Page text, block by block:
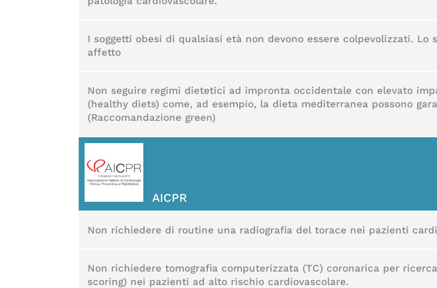
I soggetti obesi di qualsiasi età non devono essere colpevolizzati. Lo
affetto
Non seguire regimi dietetici ad impronta occidentale con elevato
(healthy diets) come, ad esempio, la dieta mediterranea possono
(Raccomandazione green)
AICPR
Non richiedere di routine una radiografia del torace nei pazienti
Non richiedere tomografia computerizzata (TC) coronarica per
scoring) nei pazienti ad alto rischio cardiovascolare.